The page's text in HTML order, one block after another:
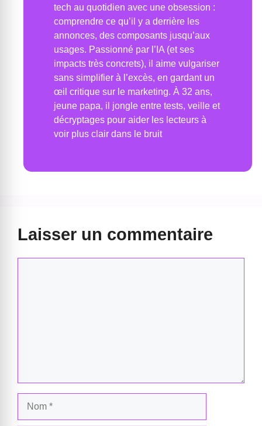
tech au quotidien avec une obsession :
comprendre ce qu’il y a derrière les
annonces, des composants jusqu’aux
usages. Passionné par l’IA (et ses
impacts très concrets), il aime vulgariser
sans simplifier à l’excès, en gardant un
œil critique sur le marketing. À 32 ans,
jeune papa, il jongle entre tests, veille et
décryptages pour aider les lecteurs à
voir plus clair dans le bruit
Laisser un commentaire